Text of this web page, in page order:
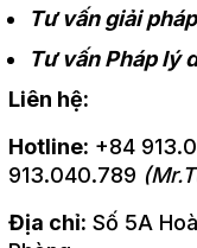
Tư vấn giải
Tư vấn Pháp lý
Liên hệ:
Hotline: +84
913.040.789
Địa chỉ: Số 5A